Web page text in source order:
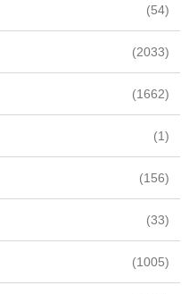
(54)
(2033)
(1662)
(1)
(156)
(33)
(1005)